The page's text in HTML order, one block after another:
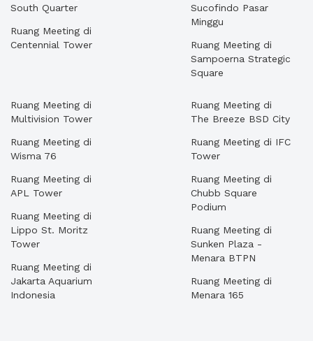
South Quarter
Ruang Meeting di
Centennial Tower
Sucofindo Pasar
Minggu
Ruang Meeting di
Sampoerna Strategic
Square
Ruang Meeting di
Multivision Tower
Ruang Meeting di
Wisma 76
Ruang Meeting di
APL Tower
Ruang Meeting di
Lippo St. Moritz
Tower
Ruang Meeting di
Jakarta Aquarium
Indonesia
Ruang Meeting di
The Breeze BSD City
Ruang Meeting di IFC
Tower
Ruang Meeting di
Chubb Square
Podium
Ruang Meeting di
Sunken Plaza -
Menara BTPN
Ruang Meeting di
Menara 165